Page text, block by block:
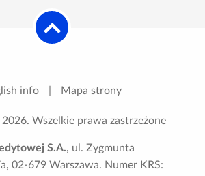
info Mapa strony
2026. Wszelkie prawa zastrzeżone
S.A., ul. Zygmunta
02-679 Warszawa. Numer KRS: